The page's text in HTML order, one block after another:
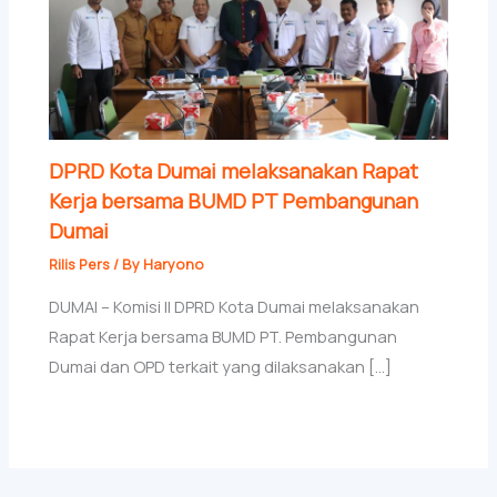
DPRD Kota Dumai melaksanakan Rapat
Kerja bersama BUMD PT Pembangunan
Dumai
Rilis Pers/ By Haryono
DUMAI – Komisi II DPRD Kota Dumai melaksanakan
Rapat Kerja bersama BUMD PT. Pembangunan
Dumai dan OPD terkait yang dilaksanakan […]